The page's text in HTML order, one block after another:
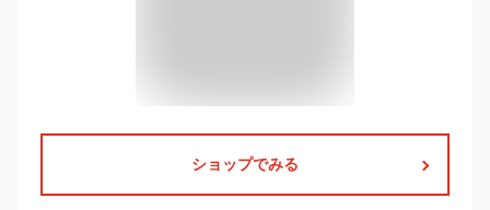
ショップでみる